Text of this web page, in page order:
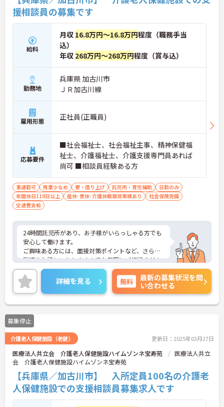
援相談員の募集です
給料
月収 16.8万円～16.8万円程度（職務手当
込）
年収 268万円～268万円程度（賞与込）
勤務地
兵庫県 加古川市
ＪＲ加古川線
雇用形態 正社員(正職員)
応募要件
■社会福祉士、社会福祉主事、精神保健福
祉士、介護福祉士、介護支援専門員あれば
尚可 ■相談員経験ある方
車通勤可 残業少なめ 寮・借り上げ 託児所・育児補助
日勤のみ
年間休日110日以上
産休･育休･介護休暇取得実績あり
社会保険完備
交通費支給
24時間託児所があり、お子様がいらっしゃる方でも
安心して働けます。
ご興味ある方には、面接対策ポイントなど、さらに
詳細をお話しいたしますのでお気軽にご相談くださ
い！
詳細を見る 無料
最新の募集状況を問
い合わせる
募集停止
介護老人保健施設（老健） 更新日：2025年03月27日
医療法人共立会 介護老人保健施設ハイムゾンネ宝寿苑
医療法人共立
会 介護老人保健施設ハイムゾンネ宝寿苑
【兵庫県／加古川市】 入所定員100名の介護老
人保健施設での支援相談員募集求人です